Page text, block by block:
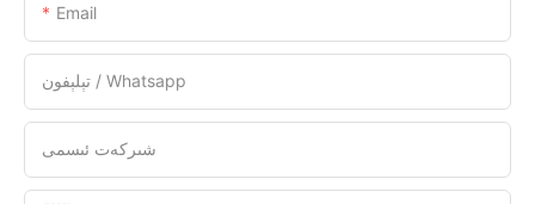
Email
تېلېفون / Whatsapp
شىركەت ئىسمى